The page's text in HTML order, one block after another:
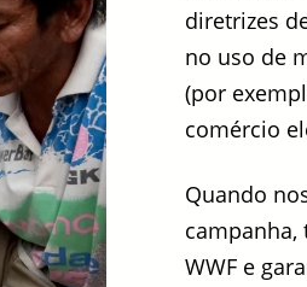
diretrizes
no uso de
(por
comércio
Quando
campanha,
WWF e